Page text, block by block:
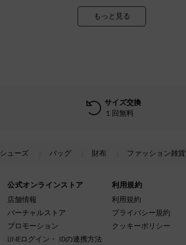
もっと見る
サイズ交換
１回無料
シューズ バッグ 財布 ファッション雑貨
公式オンラインストア
店舗情報
バーチャルストア
プロモーション
LINEログイン・ IDの連携方法
利用規約
利用規約
プライバシー規約
クッキーポリシー